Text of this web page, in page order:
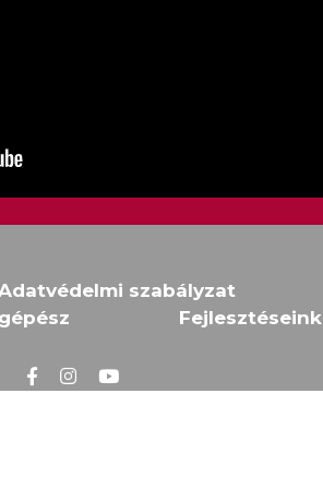
szabályzat
Fejlesztéseink